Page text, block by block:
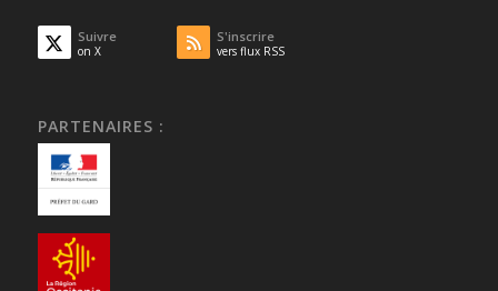
Suivre
on X
S'inscrire
vers flux RSS
PARTENAIRES :